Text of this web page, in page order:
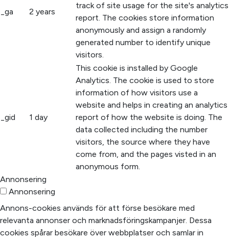
_ga 2 years
track of site usage for the site's analytics
report. The cookies store information
anonymously and assign a randomly
generated number to identify unique
visitors.
_gid 1 day
This cookie is installed by Google
Analytics. The cookie is used to store
information of how visitors use a
website and helps in creating an analytics
report of how the website is doing. The
data collected including the number
visitors, the source where they have
come from, and the pages visted in an
anonymous form.
Annonsering
Annonsering
Annons-cookies används för att förse besökare med
relevanta annonser och marknadsföringskampanjer. Dessa
cookies spårar besökare över webbplatser och samlar in